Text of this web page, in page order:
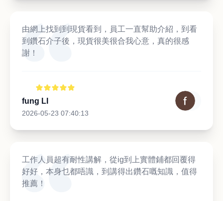
由網上找到到現貨看到，員工一直幫助介紹，到看
到鑽石介子後，現貨很美很合我心意，真的很感
謝！
fung LI
2026-05-23 07:40:13
工作人員超有耐性講解，從ig到上實體鋪都回覆得
好好，本身乜都唔識，到講得出鑽石嘅知識，值得
推薦！